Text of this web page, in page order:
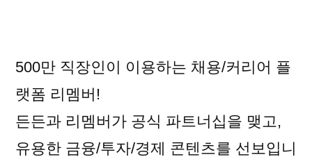
500만 직장인이 이용하는 채용/커리어 플
랫폼 리멤버!
든든과 리멤버가 공식 파트너십을 맺고,
유용한 금융/투자/경제 콘텐츠를 선보입니